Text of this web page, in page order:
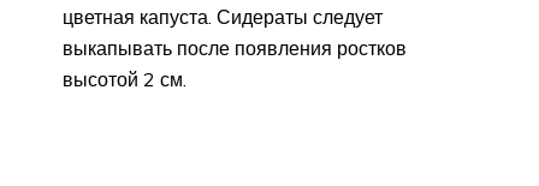
цветная капуста. Сидераты следует
выкапывать после появления ростков
высотой 2 см.